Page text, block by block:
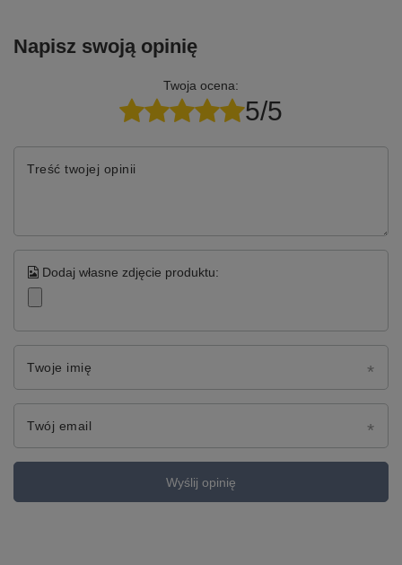
Napisz swoją opinię
Twoja ocena:
5/5
Treść twojej opinii
Dodaj własne zdjęcie produktu:
Twoje imię
Twój email
Wyślij opinię